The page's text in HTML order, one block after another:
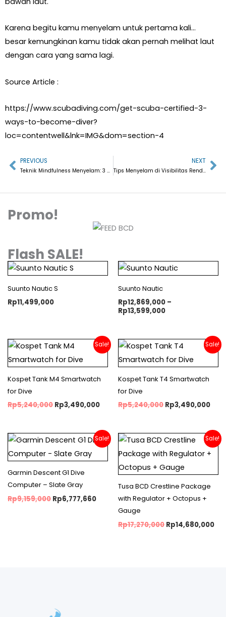
Karena begitu kamu menyelam untuk pertama kali…
besar kemungkinan kamu tidak akan pernah melihat laut
dengan cara yang sama lagi.
Source Article :
https://www.scubadiving.com/get-scuba-certified-3-
ways-to-become-diver?
loc=contentwell&lnk=IMG&dom=section-4
Prev
PREVIOUS
Teknik Mindfulness Menyelam: 3 Cara Ampuh untuk Pemula & Penyelam Teknis Lebih Tenang dan Fokus
NEXT
Tips Menyelam di Visibilitas Rendah: Cara Aman dan Tetap Menikmati Diving
Promo!
Flash SALE!
Suunto Nautic S
Rp11,499,000
Suunto Nautic
Rp12,869,000 –
Rp13,599,000
Price
range:
Rp13,599,000
Sale!
Kospet Tank M4 Smartwatch
for Dive
Rp5,240,000
Original
price
was:
Rp5,240,000.
Rp3,490,000
Current
price
Rp3,490,000.
Sale!
Kospet Tank T4 Smartwatch
for Dive
Rp5,240,000
Original
price
was:
Rp5,240,000.
Rp3,490,000
Sale!
Garmin Descent G1 Dive
Computer – Slate Gray
Rp9,159,000
Original
price
was:
Rp9,159,000.
Rp6,777,660
Current
price
Rp6,777,660.
Sale!
Tusa BCD Crestline Package
with Regulator + Octopus +
Gauge
Rp17,270,000
Original
price
was:
Rp14,680,000